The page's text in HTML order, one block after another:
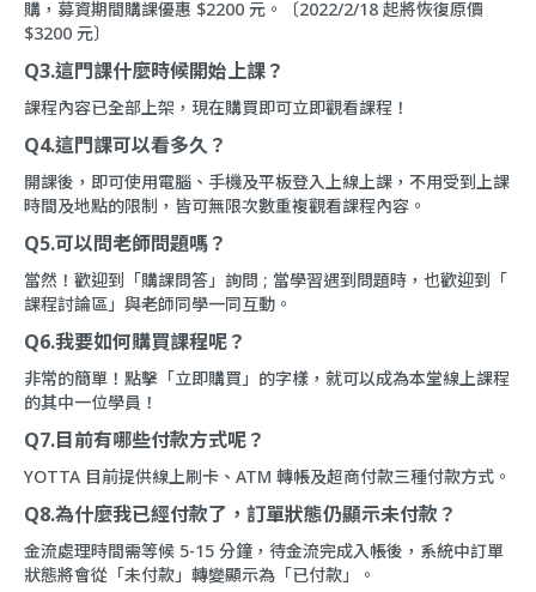
購，募資期間購課優惠 $2200 元。〔2022/2/18 起將恢復原價
$3200 元〕
Q3.這門課什麼時候開始上課？
課程內容已全部上架，現在購買即可立即觀看課程！
Q4.這門課可以看多久？
開課後，即可使用電腦、手機及平板登入上線上課，不用受到上課
時間及地點的限制，皆可無限次數重複觀看課程內容。
Q5.可以問老師問題嗎？
當然！歡迎到「購課問答」詢問 ; 當學習遇到問題時，也歡迎到「
課程討論區」與老師同學一同互動。
Q6.我要如何購買課程呢？
非常的簡單！點擊「立即購買」的字樣，就可以成為本堂線上課程
的其中一位學員！
Q7.目前有哪些付款方式呢？
YOTTA 目前提供線上刷卡、ATM 轉帳及超商付款三種付款方式。
Q8.為什麼我已經付款了，訂單狀態仍顯示未付款？
金流處理時間需等候 5-15 分鐘，待金流完成入帳後，系統中訂單
狀態將會從「未付款」轉變顯示為「已付款」。